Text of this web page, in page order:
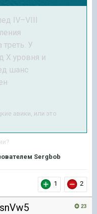
IV–VIII
У
X уровня и
шанс
авики, или это
Sergbob
1 2
23